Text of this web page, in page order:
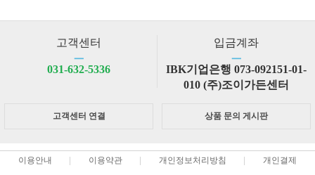
고객센터
ㅡ
031-632-5336
입금계좌
ㅡ
IBK기업은행 073-092151-01-
010 (주)조이가든센터
고객센터 연결 상품 문의 게시판
이용안내 이용약관 개인정보처리방침 개인결제